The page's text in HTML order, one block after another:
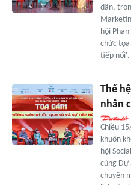
dân,
hội
chức tọa
tiếp nối'.
Thế
nhân
Chiều
khuôn
hội
cùng Dự
chuyên